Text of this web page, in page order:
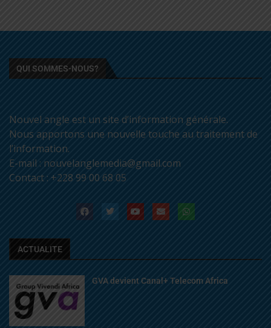
QUI SOMMES-NOUS?
Nouvel angle est un site d’information générale.
Nous apportons une nouvelle touche au traitement de
l’information.
E-mail : nouvelanglemedia@gmail.com
Contact : +228 99 00 68 05
ACTUALITE
GVA devient Canal+ Telecom Africa